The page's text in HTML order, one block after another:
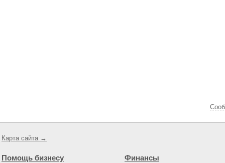
Карта сайта →
Помощь бизнесу Финансы